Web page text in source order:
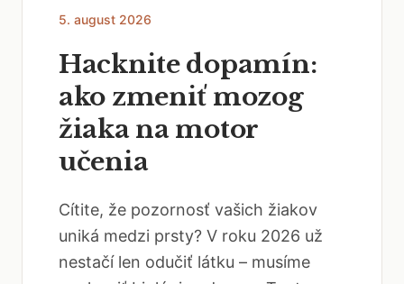
5. august 2026
Hacknite dopamín:
ako zmeniť mozog
žiaka na motor
učenia
Cítite, že pozornosť vašich žiakov
uniká medzi prsty? V roku 2026 už
nestačí len odučiť látku – musíme